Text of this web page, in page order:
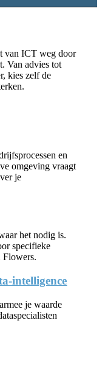
van ICT weg door
Van advies tot
kies zelf de
en
omgeving vraagt
je
het nodig is.
specifieke
Flowers.
intelligence
je waarde